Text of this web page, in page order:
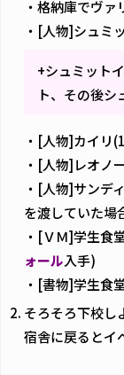
・格納庫でヴ
・[人物]シュミ
+シュミット
ト、その後
・[人物]カイリ
・[人物]レオノ
・[人物]サンデ
を渡していた場
・[ＶＭ]学生食
ォール入手)
・[書物]学生食
そろそろ下校し
宿舎に戻るとイ